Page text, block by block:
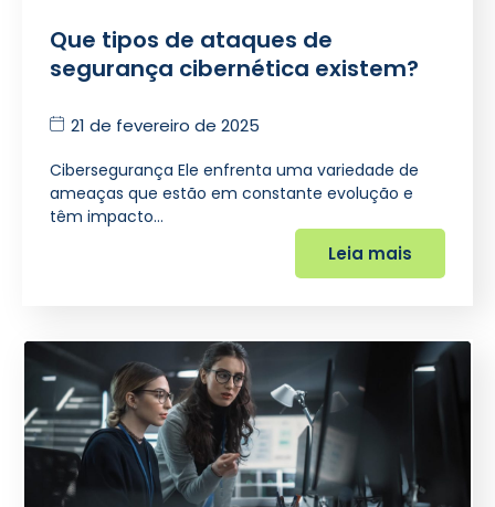
Que tipos de ataques de
segurança cibernética existem?
21 de fevereiro de 2025
Cibersegurança Ele enfrenta uma variedade de
ameaças que estão em constante evolução e
têm impacto…
Leia mais